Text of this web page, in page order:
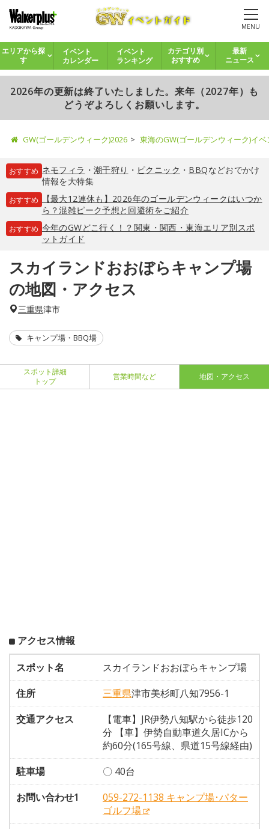
MENU
エリアから探
す
イベント
カレンダー
イベント
ランキング
カテゴリ別
おすすめ
最新
ニュース
2026年の更新は終了いたしました。来年（2027年）も
どうぞよろしくお願いします。
GW(ゴールデンウィーク)2026 東海のGW(ゴールデンウィーク)イ
おすすめ ネモフィラ ・ 潮干狩り ・ ピクニック ・ BBQなどおでかけ
情報を大特集
おすすめ
【最大12連休も】2026年のゴールデンウィークはいつか
ら？混雑ピーク予想と回避術をご紹介
おすすめ 今年のGWどこ行く！？関東・関西・東海エリア別スポ
ットガイド
スカイランドおおぼらキャンプ場
の地図・アクセス
三重県津市
キャンプ場・BBQ場
スポット詳細
トップ
営業時間など 地図・アクセス
アクセス情報
スポット名
スカイランドおおぼらキャンプ場
住所
三重県津市美杉町八知7956-1
交通アクセス
【電車】JR伊勢八知駅から徒歩120
分 【車】伊勢自動車道久居ICから
約60分(165号線、県道15号線経由)
駐車場
〇 40台
お問い合わせ1
059-272-1138 キャンプ場･パター
ゴルフ場